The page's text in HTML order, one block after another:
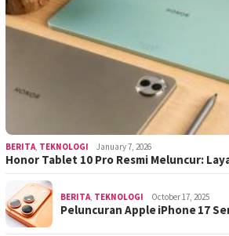
BERITA TEKNOLOGI January 7, 2026
Honor Tablet 10 Pro Resmi Meluncur:
BERITA TEKNOLOGI October 17, 2025
Peluncuran Apple iPhone 17